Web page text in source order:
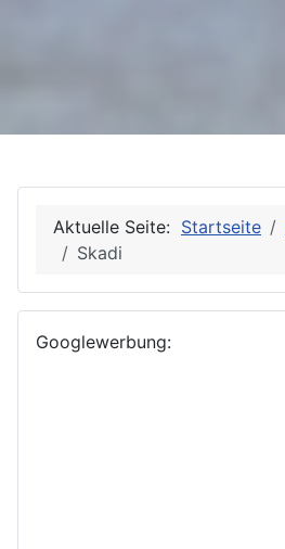
Aktuelle Seite: Startseite
Skadi
Googlewerbung: